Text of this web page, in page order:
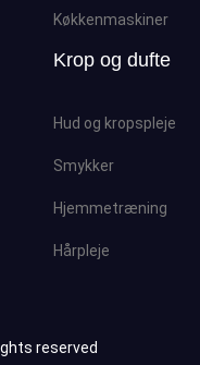
Køkkenmaskiner
Krop og dufte
Hud og kropspleje
Smykker
Hjemmetræning
Hårpleje
reserved